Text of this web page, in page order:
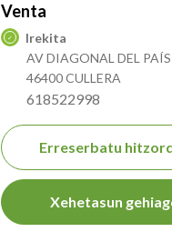
Venta
Irekita
AV DIAGONAL DEL
46400 CULLERA
618522998
Erreserbatu
Xehetasun